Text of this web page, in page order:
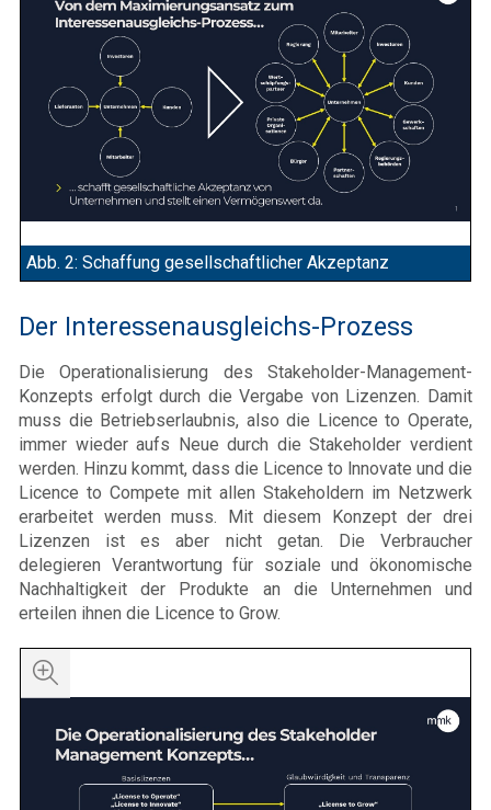
Abb. 2: Schaffung gesellschaftlicher Akzeptanz
Der Interessenausgleichs-Prozess
Die Operationalisierung des Stakeholder-Management-
Konzepts erfolgt durch die Vergabe von Lizenzen. Damit
muss die Betriebserlaubnis, also die Licence to Operate,
immer wieder aufs Neue durch die Stakeholder verdient
werden. Hinzu kommt, dass die Licence to lnnovate und die
Licence to Compete mit allen Stakeholdern im Netzwerk
erarbeitet werden muss. Mit diesem Konzept der drei
Lizenzen ist es aber nicht getan. Die Verbraucher
delegieren Verantwortung für soziale und ökonomische
Nachhaltigkeit der Produkte an die Unternehmen und
erteilen ihnen die Licence to Grow.